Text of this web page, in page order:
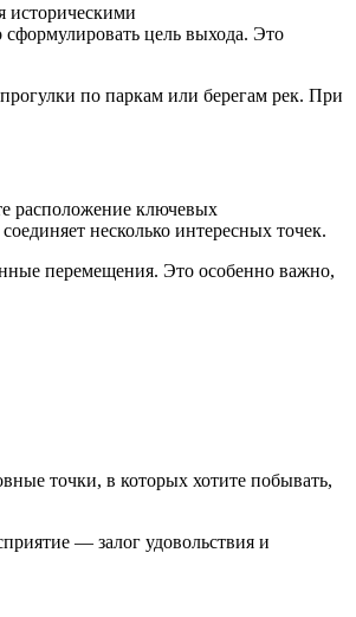
историческими
цель выхода. Это
по паркам или берегам рек. При
расположение ключевых
несколько интересных точек.
перемещения. Это особенно важно,
точки, в которых хотите побывать,
— залог удовольствия и